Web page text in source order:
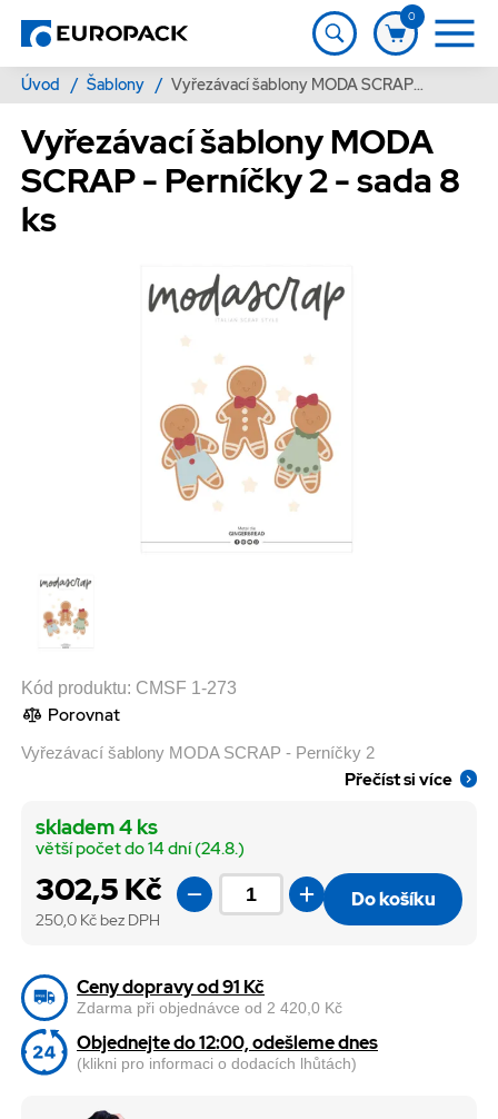
0
Úvod / Šablony / Vyřezávací šablony MODA SCRAP - Perníčky 2 - sada 8 ks
Vyřezávací šablony MODA
SCRAP - Perníčky 2 - sada 8
ks
Kód produktu: CMSF 1-273
Porovnat
Vyřezávací šablony MODA SCRAP - Perníčky 2
Přečíst si více
302,5 Kč
250,0 Kč bez DPH
skladem 4 ks
větší počet do 14 dní (24.8.)
Do košíku
Ceny dopravy od 91 Kč
Zdarma při objednávce od 2 420,0 Kč
Objednejte do 12:00, odešleme dnes
(klikni pro informaci o dodacích lhůtách)